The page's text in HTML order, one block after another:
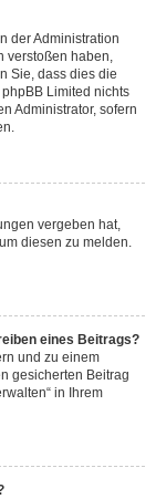
der Administration
verstoßen haben,
Sie, dass dies die
Limited nichts
Administrator, sofern
vergeben hat,
diesen zu melden.
eines Beitrags?
und zu einem
gesicherten Beitrag
in Ihrem